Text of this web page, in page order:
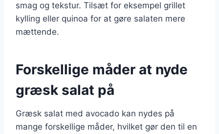
smag og tekstur. Tilsæt for eksempel grillet
kylling eller quinoa for at gøre salaten mere
mættende.
Forskellige måder at nyde
græsk salat på
Græsk salat med avocado kan nydes på
mange forskellige måder, hvilket gør den til en